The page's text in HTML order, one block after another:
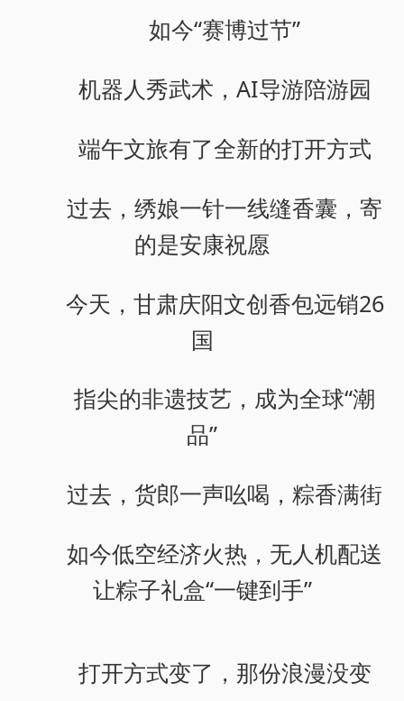
如今“赛博过节”
机器人秀武术，AI导游陪游园
端午文旅有了全新的打开方式
过去，绣娘一针一线缝香囊，寄
的是安康祝愿
今天，甘肃庆阳文创香包远销26
国
指尖的非遗技艺，成为全球“潮
品”
过去，货郎一声吆喝，粽香满街
如今低空经济火热，无人机配送
让粽子礼盒“一键到手”
打开方式变了，那份浪漫没变